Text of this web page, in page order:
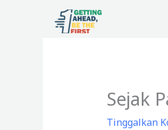
Sejak
Tinggalkan